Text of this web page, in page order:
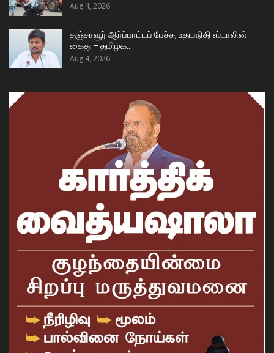
Aug 4, 2026
தஞ்சாவூர் ஆர்ப்பாட்டப் பேச்சு, உதயநிதி ஸ்டாலின்
கைது – தமிழக…
Aug 4, 2026